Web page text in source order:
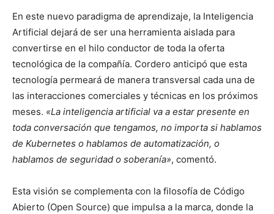
En este nuevo paradigma de aprendizaje, la Inteligencia
Artificial dejará de ser una herramienta aislada para
convertirse en el hilo conductor de toda la oferta
tecnológica de la compañía. Cordero anticipó que esta
tecnología permeará de manera transversal cada una de
las interacciones comerciales y técnicas en los próximos
meses. «La inteligencia artificial va a estar presente en
toda conversación que tengamos, no importa si hablamos
de Kubernetes o hablamos de automatización, o
hablamos de seguridad o soberanía», comentó.
Esta visión se complementa con la filosofía de Código
Abierto (Open Source) que impulsa a la marca, donde la